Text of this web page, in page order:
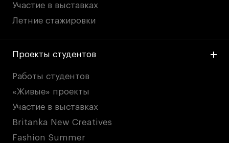
Участие в выставках
Летние стажировки
Проекты студентов
Работы студентов
«Живые» проекты
Участие в выставках
Britanka New Creatives
Fashion Summer